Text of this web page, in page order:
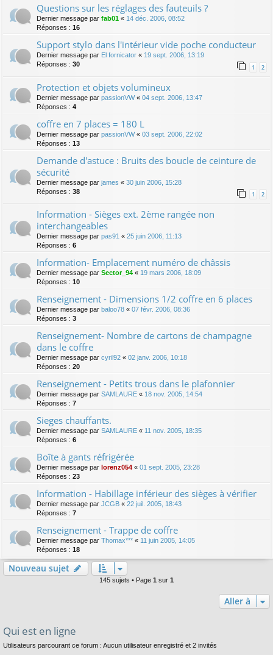
Questions sur les réglages des fauteuils ?
Dernier message par fab01 « 14 déc. 2006, 08:52
Réponses : 16
Support stylo dans l'intérieur vide poche conducteur
Dernier message par El fornicator « 19 sept. 2006, 13:19
Réponses : 30 1 2
Protection et objets volumineux
Dernier message par passionVW« 04 sept. 2006, 13:47
Réponses : 4
coffre en 7 places = 180 L
Dernier message par passionVW« 03 sept. 2006, 22:02
Réponses : 13
Demande d'astuce : Bruits des boucle de ceinture de
sécurité
Dernier message par james « 30 juin 2006, 15:28
Réponses : 38 1 2
Information - Sièges ext. 2ème rangée non
interchangeables
Dernier message par pas91 « 25 juin 2006, 11:13
Réponses : 6
Information- Emplacement numéro de châssis
Dernier message par Sector_94 « 19 mars 2006, 18:09
Réponses : 10
Renseignement - Dimensions 1/2 coffre en 6 places
Dernier message par baloo78 « 07 févr. 2006, 08:36
Réponses : 3
Renseignement- Nombre de cartons de champagne
dans le coffre
Dernier message par cyril92 « 02 janv. 2006, 10:18
Réponses : 20
Renseignement - Petits trous dans le plafonnier
Dernier message par SAMLAURE « 18 nov. 2005, 14:54
Réponses : 7
Sieges chauffants.
Dernier message par SAMLAURE « 11 nov. 2005, 18:35
Réponses : 6
Boîte à gants réfrigérée
Dernier message par lorenz054 « 01 sept. 2005, 23:28
Réponses : 23
Information - Habillage inférieur des sièges à vérifier
Dernier message par JCGB « 22 juil. 2005, 18:43
Réponses : 7
Renseignement - Trappe de coffre
Dernier message par Thomax*** « 11 juin 2005, 14:05
Réponses : 18
Nouveau sujet
145 sujets • Page 1 sur 1
Aller à
Qui est en ligne
Utilisateurs parcourant ce forum : Aucun utilisateur enregistré et 2 invités